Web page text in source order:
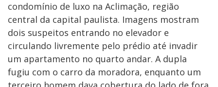
condomínio de luxo na Aclimação, região
central da capital paulista. Imagens mostram
dois suspeitos entrando no elevador e
circulando livremente pelo prédio até invadir
um apartamento no quarto andar. A dupla
fugiu com o carro da moradora, enquanto um